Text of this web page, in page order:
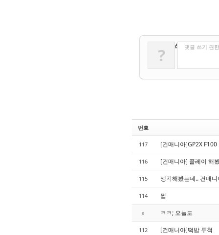
댓글 쓰기
? 댓글 쓰기 권
번호
117 [건매니아]GP2X
116 [건매니아] 플레이 해
115 생각해봤는데.. 건매
114 쩝
» ㅋㅋ; 오늘도
112 [건매니아]떡밥 투척